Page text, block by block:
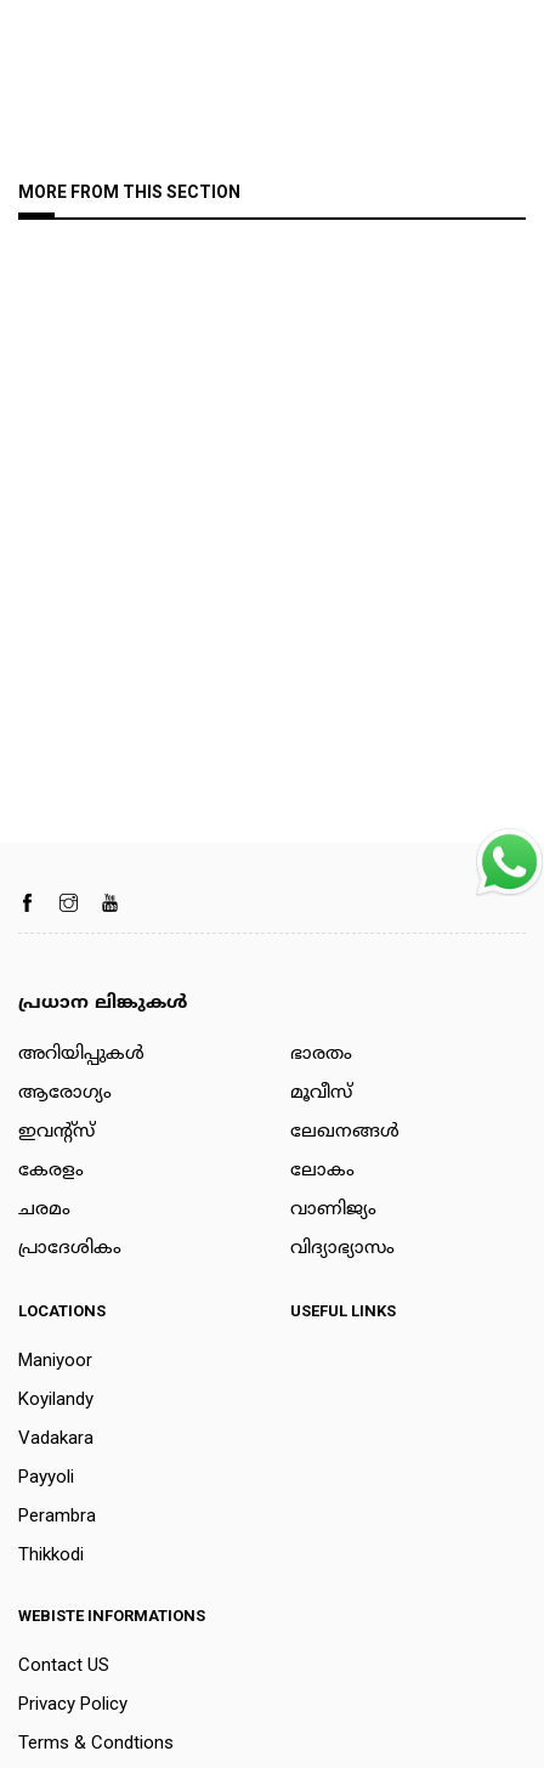
MORE FROM THIS SECTION
പ്രധാന ലിങ്കുകൾ
അറിയിപ്പുകള്‍
ആരോഗ്യം
ഇവന്റ്സ്
കേരളം
ചരമം
പ്രാദേശികം
ഭാരതം
മൂവീസ്
ലേഖനങ്ങള്‍
ലോകം
വാണിജ്യം
വിദ്യാഭ്യാസം
LOCATIONS
Maniyoor
Koyilandy
Vadakara
Payyoli
Perambra
Thikkodi
USEFUL LINKS
WEBISTE INFORMATIONS
Contact US
Privacy Policy
Terms & Condtions